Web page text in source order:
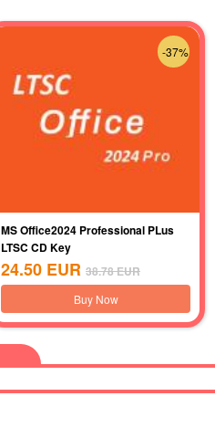
-37%
MS Office2024 Professional PLus
LTSC CD Key
24.50 EUR 38.78EUR
Buy Now